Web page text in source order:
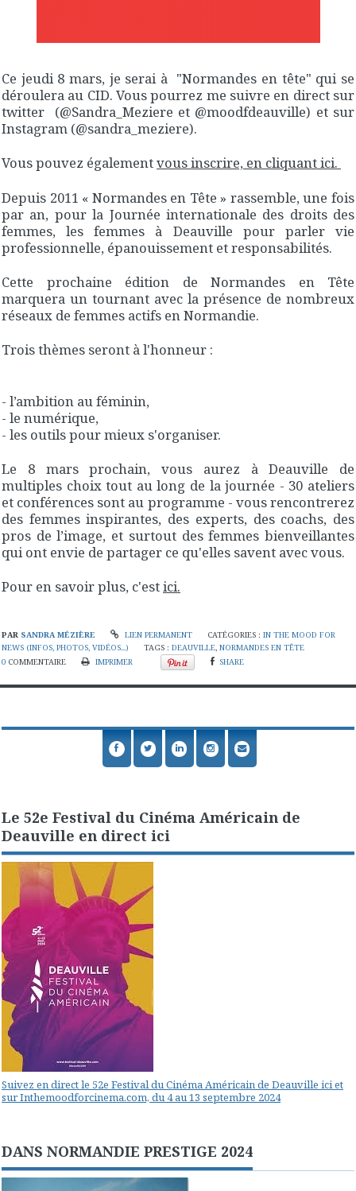
Ce jeudi 8 mars, je serai à "Normandes en tête" qui se
déroulera au CID. Vous pourrez me suivre en direct sur
twitter (@Sandra_Meziere et @moodfdeauville) et sur
Instagram (@sandra_meziere).
Vous pouvez égalementvous inscrire, en cliquant ici.
Depuis 2011 « Normandes en Tête » rassemble, une fois
par an, pour la Journée internationale des droits des
femmes, les femmes à Deauville pour parler vie
professionnelle, épanouissement et responsabilités.
Cette prochaine édition de Normandes en Tête
marquera un tournant avec la présence de nombreux
réseaux de femmes actifs en Normandie.
Trois thèmes seront à l'honneur :
- l’ambition au féminin,
- le numérique,
- les outils pour mieux s'organiser.
Le 8 mars prochain, vous aurez à Deauville de
multiples choix tout au long de la journée - 30 ateliers
et conférences sont au programme - vous rencontrerez
des femmes inspirantes, des experts, des coachs, des
pros de l’image, et surtout des femmes bienveillantes
qui ont envie de partager ce qu'elles savent avec vous.
Pour en savoir plus, c'estici.
PAR SANDRA MÉZIÈRE LIEN PERMANENT CATÉGORIES :IN THE MOOD FOR
NEWS (INFOS, PHOTOS, VIDÉOS...)
TAGS :DEAUVILLE,NORMANDES EN TÊTE
0 COMMENTAIRE IMPRIMER SHARE
Le 52e Festival du Cinéma Américain de
Deauville en direct ici
Suivez en direct le 52e Festival du Cinéma Américain de Deauville ici et
sur Inthemoodforcinema.com, du 4 au 13 septembre 2024
DANS NORMANDIE PRESTIGE 2024